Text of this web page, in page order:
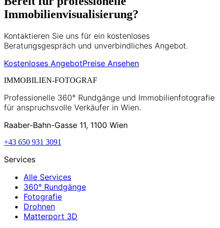
Immobilienvisualisierung?
Kontaktieren Sie uns für ein kostenloses
Beratungsgespräch und unverbindliches Angebot.
Kostenloses AngebotPreise Ansehen
IMMOBILIEN-FOTOGRAF
Professionelle 360° Rundgänge und Immobilienfotografie
für anspruchsvolle Verkäufer in Wien.
Raaber-Bahn-Gasse 11, 1100 Wien
+43 650 931 3091
Services
Alle Services
360° Rundgänge
Fotografie
Drohnen
Matterport 3D